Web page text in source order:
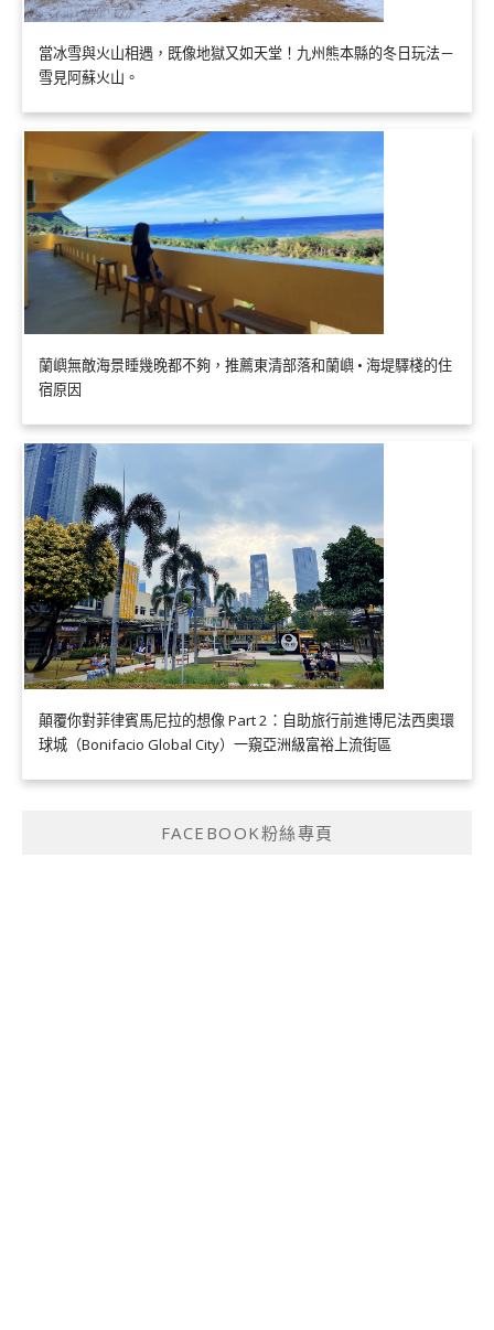
當冰雪與火山相遇，既像地獄又如天堂！九州熊本縣的冬日玩法－
雪見阿蘇火山。
蘭嶼無敵海景睡幾晚都不夠，推薦東清部落和蘭嶼 • 海堤驛棧的住
宿原因
顛覆你對菲律賓馬尼拉的想像 Part 2：自助旅行前進博尼法西奧環
球城（Bonifacio Global City）一窺亞洲級富裕上流街區
FACEBOOK粉絲專頁